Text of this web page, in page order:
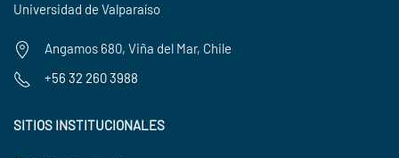
Universidad de Valparaíso
Angamos 680, Viña del Mar, Chile
+56 32 260 3988
SITIOS INSTITUCIONALES